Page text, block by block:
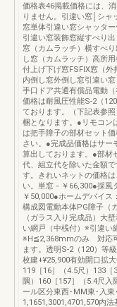
価格表46掲載価格には、
りません。引違い窓│シャ
窓単体引違い窓シャッタ
引違い窓装飾窓縦すべり
窓（カムラッチ）横すべ
し窓（カムラッチ）高所
付上げ下げ窓FSFIX窓（外
内倒し窓外倒し窓引違い
手口ドア共通有償品電動
価格は耐風圧性能S-2（
ております。（下記表参
梱となります。●リモコン
は把手障子の部材セット
さい。●完成品価格はサー
算出しております。●部材
代、組立代を除いた金額
す。きれいネットの価格
い。単窓－￥66,300●採風
￥50,000●ホームデバイ
構成図電動本体PG障子（
（ガラス入り完成品）大
い網戸（中桟付）※引違い
※H≦2,368mmのみ 対応
ます。透明S-2（120）等
枚建+¥25,900有効開口拡
119［16］（4.5尺）133［
隅）160［157］（5.4尺入
ール区分東西･MM東･入
1,1651,3001,4701,570内